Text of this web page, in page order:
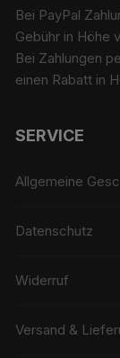
Bei PayPal
Gebühr in Höhe
Bei Zahlungen
einen Rabatt in
SERVICE
Allgemeine
Datenschutz
Widerruf
Versand &